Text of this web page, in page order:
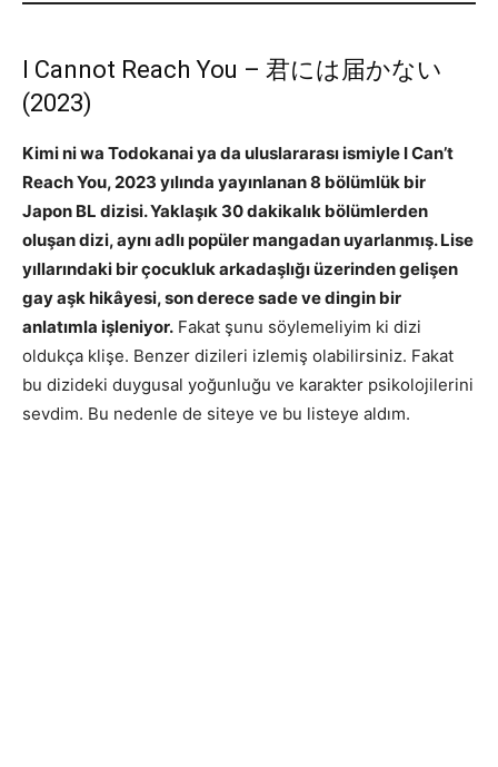
I Cannot Reach You – 君には届かない
(2023)
Kimi ni wa Todokanaiya da uluslararası ismiyle I Can’t
Reach You, 2023 yılında yayınlanan 8 bölümlük bir
Japon BL dizisi. Yaklaşık 30 dakikalık bölümlerden
oluşan dizi, aynı adlı popüler mangadan uyarlanmış. Lise
yıllarındaki bir çocukluk arkadaşlığı üzerinden gelişen
gay aşk hikâyesi, son derece sade ve dingin bir
anlatımla işleniyor. Fakat şunu söylemeliyim ki dizi
oldukça klişe. Benzer dizileri izlemiş olabilirsiniz. Fakat
bu dizideki duygusal yoğunluğu ve karakter psikolojilerini
sevdim. Bu nedenle de siteye ve bu listeye aldım.